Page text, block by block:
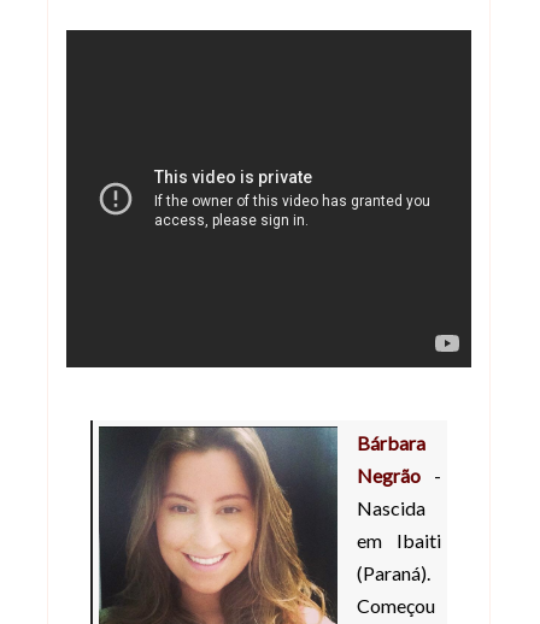
Bárbara
Negrão -
Nascida
em Ibaiti
(Paraná).
Começou